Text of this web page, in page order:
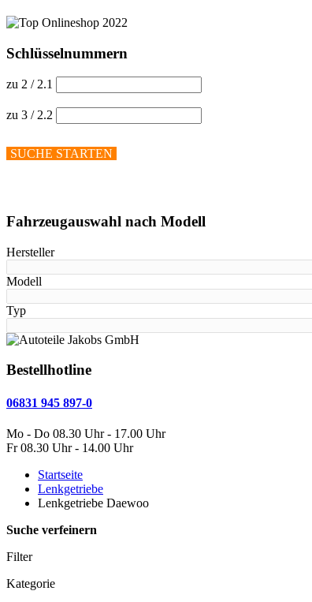
Schlüsselnummern
zu 2 / 2.1
zu 3 / 2.2
SUCHE STARTEN
Fahrzeugauswahl nach Modell
Hersteller
Modell
Typ
Bestellhotline
06831 945 897-0
Mo - Do 08.30 Uhr - 17.00 Uhr
Fr 08.30 Uhr - 14.00 Uhr
Startseite
Lenkgetriebe
Lenkgetriebe Daewoo
Suche verfeinern
Filter
Kategorie